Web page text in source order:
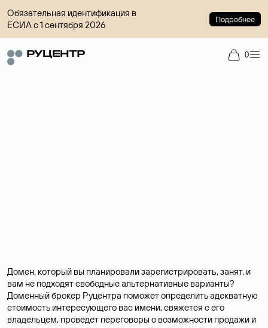
Обязательная идентификация в
ЕСИА с 1 сентября 2026
Подробнее
0
Домен, который вы планировали зарегистрировать, занят, и
вам не подходят свободные альтернативные варианты?
Доменный брокер Руцентра поможет определить адекватную
стоимость интересующего вас имени, свяжется с его
владельцем, проведет переговоры о возможности продажи и